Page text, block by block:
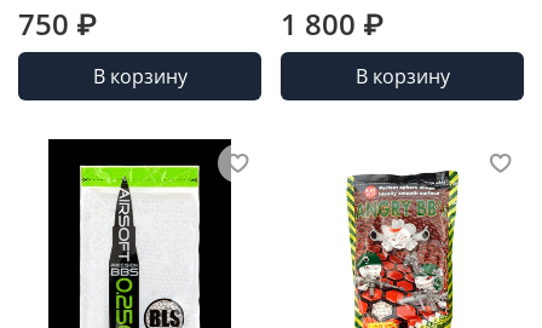
750 ₽
В корзину
1 800 ₽
В корзину